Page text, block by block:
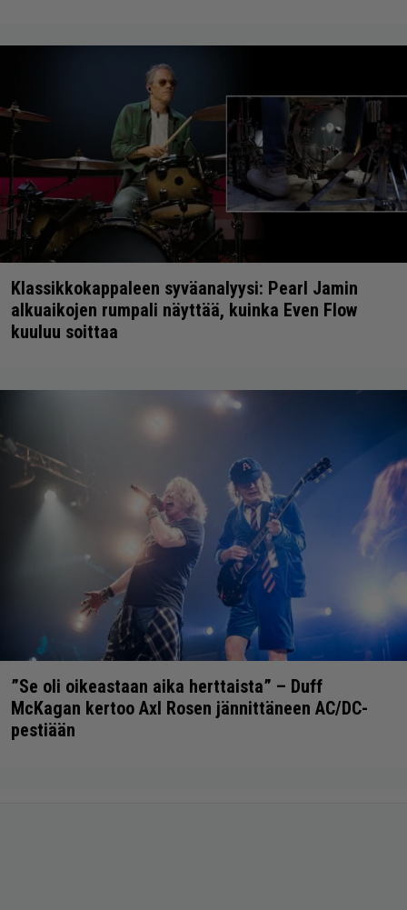
Klassikkokappaleen syväanalyysi: Pearl Jamin
alkuaikojen rumpali näyttää, kuinka Even Flow
kuuluu soittaa
”Se oli oikeastaan aika herttaista” – Duff
McKagan kertoo Axl Rosen jännittäneen AC/DC-
pestiään